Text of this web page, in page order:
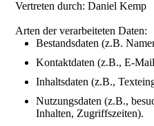
Vertreten durch: Daniel Kemp
Arten der verarbeiteten Daten:
Bestandsdaten (z.B.
Kontaktdaten (z.B., E-
Inhaltsdaten (z.B.,
Nutzungsdaten (z.B.,
Inhalten, Zugriffszeiten).